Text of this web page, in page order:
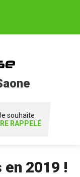
souhaite
RAPPELÉ
2019 !